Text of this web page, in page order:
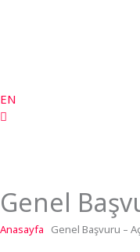
EN
Genel
Anasayfa Genel Başvuru –